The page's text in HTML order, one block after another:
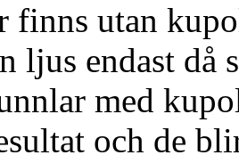
finns utan
ljus endast då
med
och de